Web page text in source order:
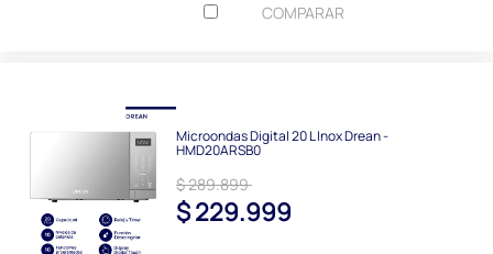
COMPARAR
Microondas Digital 20 L Inox Drean -
HMD20ARSB0
$ 289.899
$ 229.999